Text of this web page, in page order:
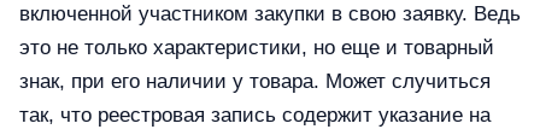
включенной участником закупки в свою заявку. Ведь
это не только характеристики, но еще и товарный
знак, при его наличии у товара. Может случиться
так, что реестровая запись содержит указание на